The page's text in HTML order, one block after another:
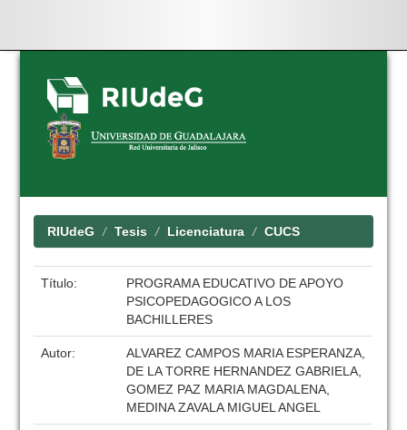
Skip
navigation
RIUdeG Tesis Licenciatura CUCS
Título:
PROGRAMA EDUCATIVO DE APOYO
PSICOPEDAGOGICO A LOS
BACHILLERES
Autor:
ALVAREZ CAMPOS MARIA ESPERANZA,
DE LA TORRE HERNANDEZ GABRIELA,
GOMEZ PAZ MARIA MAGDALENA,
MEDINA ZAVALA MIGUEL ANGEL